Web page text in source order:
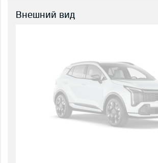
Внешний вид